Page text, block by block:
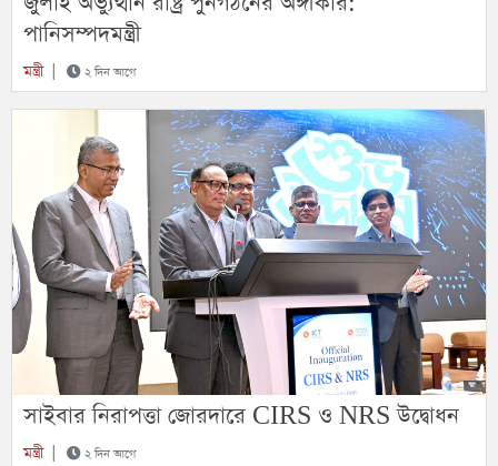
পানিসম্পদমন্ত্রী
মন্ত্রী| ২ দিন আগে
সাইবার নিরাপত্তা জোরদারে CIRS ও NRS উদ্বোধন
মন্ত্রী| ২ দিন আগে